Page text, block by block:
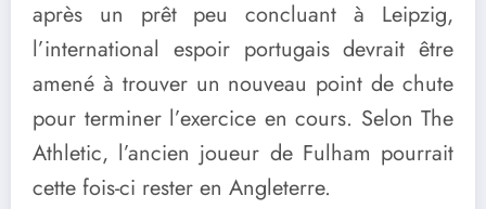
après un prêt peu concluant à Leipzig,
l’international espoir portugais devrait être
amené à trouver un nouveau point de chute
pour terminer l’exercice en cours. Selon The
Athletic, l’ancien joueur de Fulham pourrait
cette fois-ci rester en Angleterre.